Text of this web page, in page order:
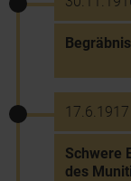
17.6.1917
Schwere
des